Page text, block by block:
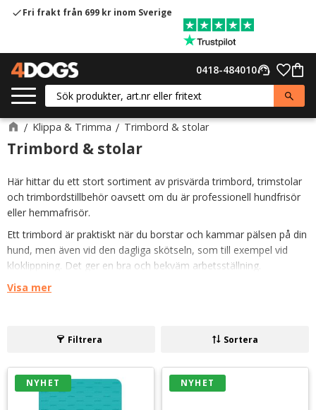
checkFri frakt från 699 kr inom Sverige
support_agent
0418-484010
Klippa & Trimma Trimbord & stolar
Trimbord & stolar
Här hittar du ett stort sortiment av prisvärda trimbord, trimstolar
och trimbordstillbehör oavsett om du är professionell hundfrisör
eller hemmafrisör.
Ett trimbord är praktiskt när du borstar och kammar pälsen på din
hund, men även vid den dagliga skötseln, som till exempel vid
kloklippning. Det ger en bra och bekväm arbetsställning.
Deltar du och din hund på hundutställningar kommer du att ha
Här finns både hopfällbara trimbord och elektriska trimbord för
Hopfällbara trimbord
Elektriska trimbord
Visa mer
Filtrera Sortera
NYHET NYHET